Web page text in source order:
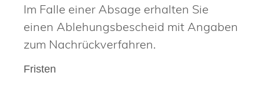
Im Falle einer Absage erhalten Sie
einen Ablehungsbescheid mit Angaben
zum Nachrückverfahren.
Fristen